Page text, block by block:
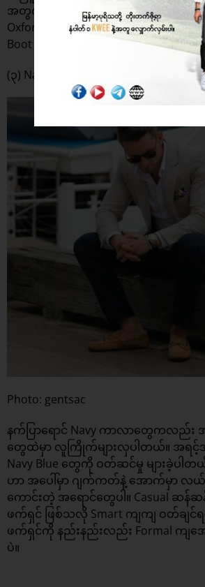
အတွက်ဆိုရင်တော့ အပါးသား ပိုးဘလေဇာ
Oxford Button-Down Shirt အပေါ်ကန
Boot အညိုစီးသင့်ပါတယ်။
(၃) Navy ကာလာ
Photo: gentsac
နက်ပြာရောင် Navy ကာလာတွေကလည်း
တွေထဲမှာ လူကြိုက်များလှပါတယ်။ အ
Navy Blue တွေကို ဝတ်ဆင်မှု များခဲ့ပါ
ဟာ အပေါ်မှာ ဂျက်ကတ်နဲ့ အောက်မှာ လ
ကောင်းတဲ့ အရောင်တွေပါ။ Casual ဆ
ဖက်ရှင် ဖြစ်သလို Smart ကျကျ ဝတ်ချ
ဖက်ရှင်ကို နည်းနည်းလည်း Formal ကျအေ
ပဲ။